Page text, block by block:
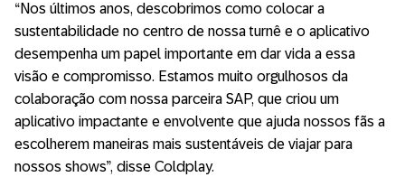
“Nos últimos anos, descobrimos como colocar a
sustentabilidade no centro de nossa turnê e o aplicativo
desempenha um papel importante em dar vida a essa
visão e compromisso. Estamos muito orgulhosos da
colaboração com nossa parceira SAP, que criou um
aplicativo impactante e envolvente que ajuda nossos fãs a
escolherem maneiras mais sustentáveis de viajar para
nossos shows”, disse Coldplay.